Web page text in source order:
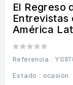
El Regreso
Entrevistas
América
Referencia :
Estado : ocasión